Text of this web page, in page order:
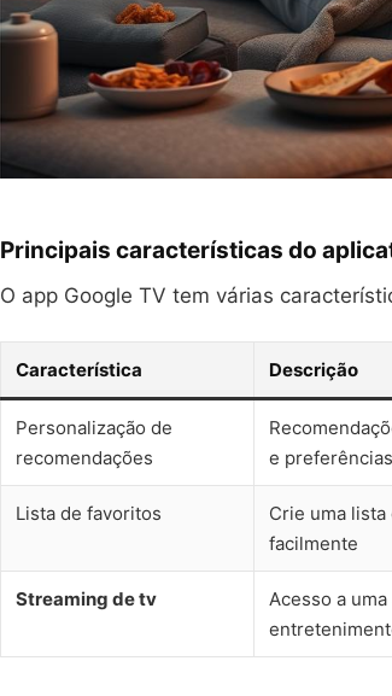
Principais características do
O app Google TV tem várias
Característica Descrição
Personalização de
recomendações
e preferências
Lista de favoritos
Crie uma
facilmente
Streaming de tv
Acesso a